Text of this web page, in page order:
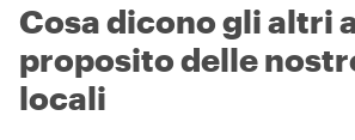
Cosa dicono gli altri
proposito delle
locali